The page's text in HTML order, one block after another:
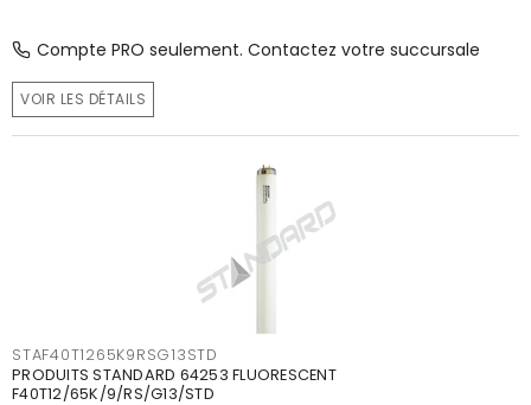
Compte PRO seulement. Contactez votre succursale
VOIR LES DÉTAILS
STAF40T1265K9RSG13STD
PRODUITS STANDARD 64253 FLUORESCENT
F40T12/65K/9/RS/G13/STD